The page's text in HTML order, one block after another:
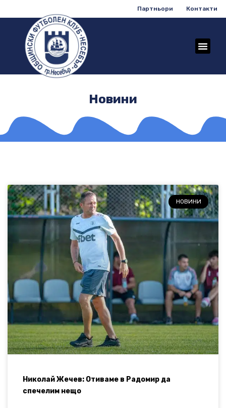
Партньори Контакти
Новини
НОВИНИ
Николай Жечев: Отиваме в Радомир да
спечелим нещо